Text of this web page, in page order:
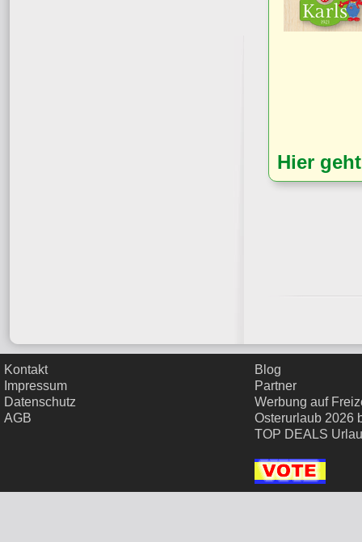
Hier
Kontakt
Impressum
Datenschutz
AGB
Blog
Partner
Werbung auf
Osterurlaub 2026
TOP DEALS